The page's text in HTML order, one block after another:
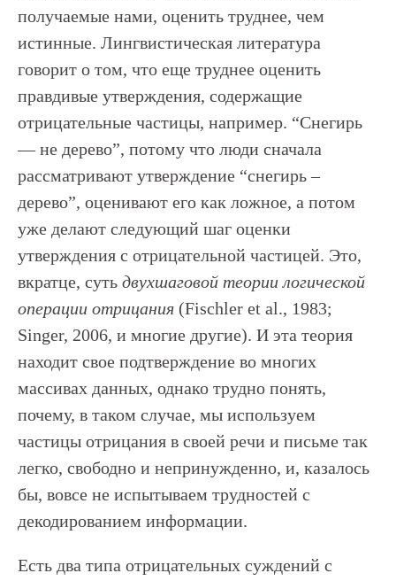
получаемые нами, оценить труднее, чем
истинные. Лингвистическая литература
говорит о том, что еще труднее оценить
правдивые утверждения, содержащие
отрицательные частицы, например. “Снегирь
— не дерево”, потому что люди сначала
рассматривают утверждение “снегирь –
дерево”, оценивают его как ложное, а потом
уже делают следующий шаг оценки
утверждения с отрицательной частицей. Это,
вкратце, суть двухшаговой теории логической
операции отрицания (Fischler et al., 1983;
Singer, 2006, и многие другие). И эта теория
находит свое подтверждение во многих
массивах данных, однако трудно понять,
почему, в таком случае, мы используем
частицы отрицания в своей речи и письме так
легко, свободно и непринужденно, и, казалось
бы, вовсе не испытываем трудностей с
декодированием информации.
Есть два типа отрицательных суждений с